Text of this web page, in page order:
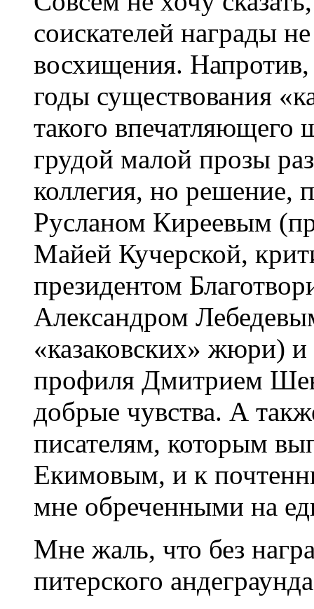
соискателей награды
восхищения.
годы существования
такого впечатляющего
грудой малой прозы
коллегия, но решение,
Русланом Киреевым
Майей Кучерской,
президентом
Александром
«казаковских» жюри)
профиля Дмитрием
добрые чувства. А
писателям, которым
Екимовым, и к
мне обреченными на
Мне жаль, что без
питерского